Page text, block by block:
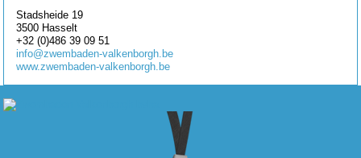
Stadsheide 19
3500 Hasselt
+32 (0)486 39 09 51
info@zwembaden-valkenborgh.be
www.zwembaden-valkenborgh.be